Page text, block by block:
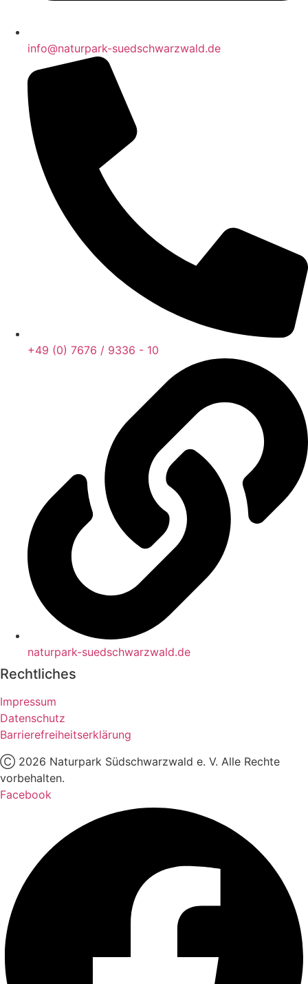
info@naturpark-suedschwarzwald.de
+49 (0) 7676 / 9336 - 10
naturpark-suedschwarzwald.de
Rechtliches
Impressum
Datenschutz
Barrierefreiheitserklärung
Ⓒ 2026 Naturpark Südschwarzwald e. V. Alle Rechte
vorbehalten.
Facebook